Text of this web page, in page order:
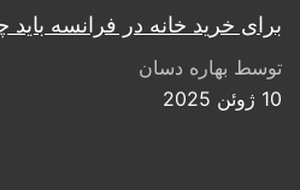
برای خرید خانه در فرانسه باید
توسط بهاره دسان
10 ژوئن 2025